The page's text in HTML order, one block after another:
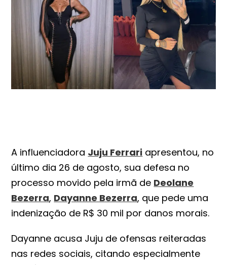
A influenciadora Juju Ferrari apresentou, no
último dia 26 de agosto, sua defesa no
processo movido pela irmã de Deolane
Bezerra, Dayanne Bezerra, que pede uma
indenização de R$ 30 mil por danos morais.
Dayanne acusa Juju de ofensas reiteradas
nas redes sociais, citando especialmente